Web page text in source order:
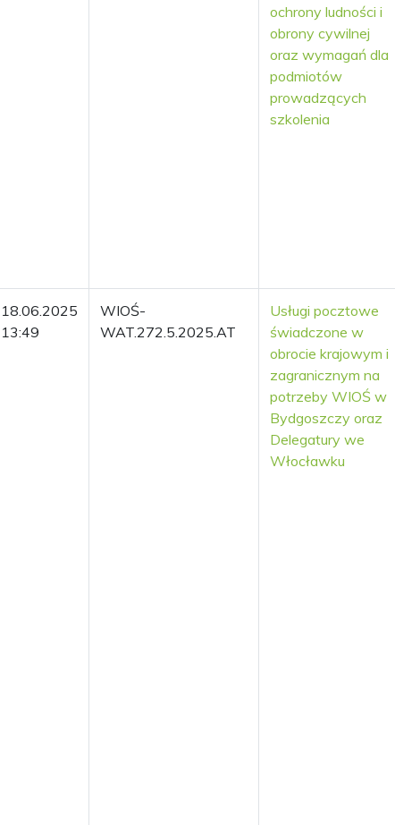
ochrony ludności i
obrony cywilnej
oraz wymagań dla
podmiotów
prowadzących
szkolenia
18.06.2025
13:49
WIOŚ-
WAT.272.5.2025.AT
Usługi pocztowe
świadczone w
obrocie krajowym i
zagranicznym na
potrzeby WIOŚ w
Bydgoszczy oraz
Delegatury we
Włocławku